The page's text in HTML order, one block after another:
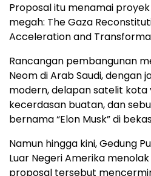
Proposal itu menamai
megah: The Gaza
Acceleration and
Rancangan pembangunan
Neom di Arab Saudi, dengan
modern, delapan satelit kota
kecerdasan buatan, dan
bernama “Elon Musk” di
Namun hingga kini, Gedung
Luar Negeri Amerika
proposal tersebut